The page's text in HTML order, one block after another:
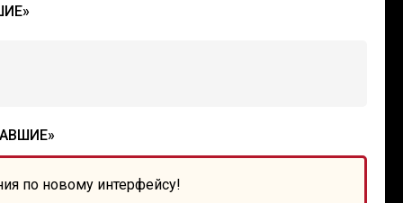
по новому интерфейсу!